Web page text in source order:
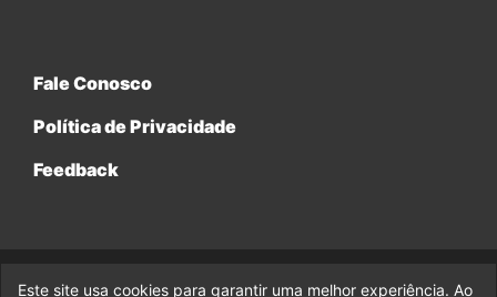
Fale Conosco
Política de Privacidade
Feedback
© 2017-2026 Legado da Marvel, uma empresa da Legado
Este site usa cookies para garantir uma melhor experiência. Ao